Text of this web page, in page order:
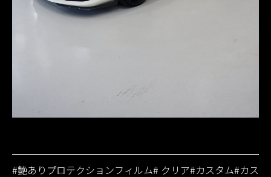
#艶ありプロテクションフィルム# クリア#カスタム#カス